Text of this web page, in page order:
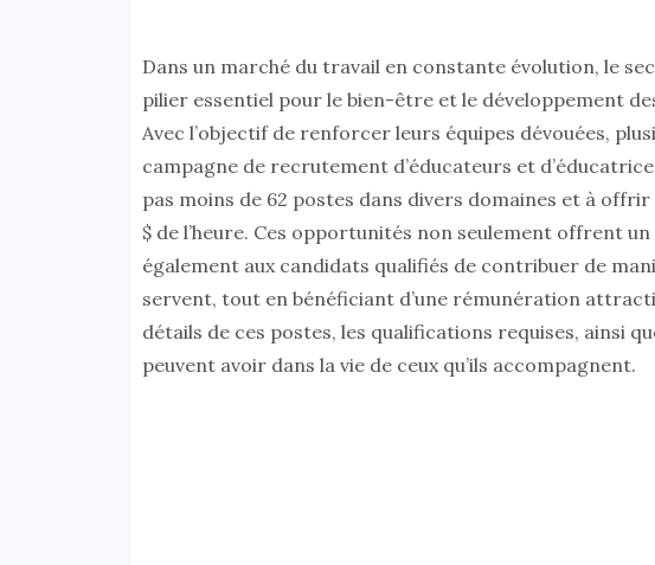
Dans un marché du travail en constante évolution, le
pilier essentiel pour le bien-être et le développement
Avec l’objectif de renforcer leurs équipes dévouées,
campagne de recrutement d’éducateurs et
pas moins de 62 postes dans divers domaines et à
$ de l’heure. Ces opportunités non seulement offrent
également aux candidats qualifiés de contribuer de
servent, tout en bénéficiant d’une rémunération
détails de ces postes, les qualifications requises, ainsi
peuvent avoir dans la vie de ceux qu’ils accompagnent.